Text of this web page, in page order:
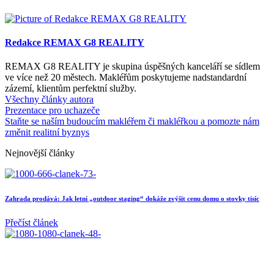
Redakce REMAX G8 REALITY
REMAX G8 REALITY je skupina úspěšných kanceláří se sídlem
ve více než 20 městech. Makléřům poskytujeme nadstandardní
zázemí, klientům perfektní služby.
Všechny články autora
Prezentace pro uchazeče
Staňte se naším budoucím makléřem či makléřkou a pomozte nám
změnit realitní byznys
Nejnovější články
Zahrada prodává: Jak letní „outdoor staging“ dokáže zvýšit cenu domu o stovky tisíc
Přečíst článek